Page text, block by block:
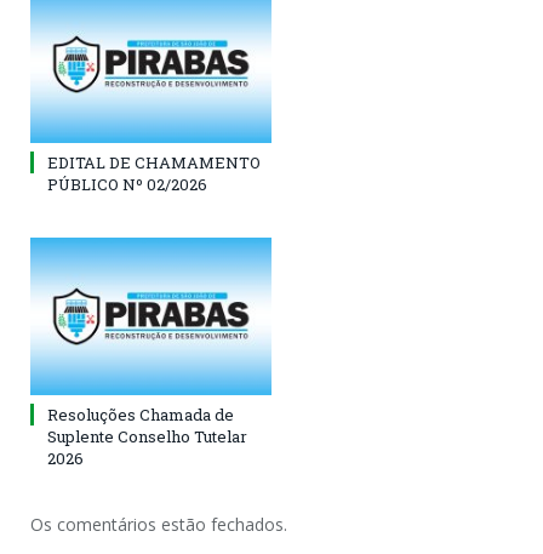
EDITAL DE CHAMAMENTO
PÚBLICO Nº 02/2026
Resoluções Chamada de
Suplente Conselho Tutelar
2026
Os comentários estão fechados.